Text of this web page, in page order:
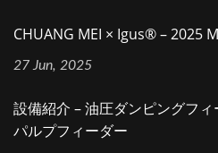
CHUANG MEI × Igus® – 2025
27 Jun, 2025
設備紹介 – 油圧ダンピングフ
パルプフィーダー